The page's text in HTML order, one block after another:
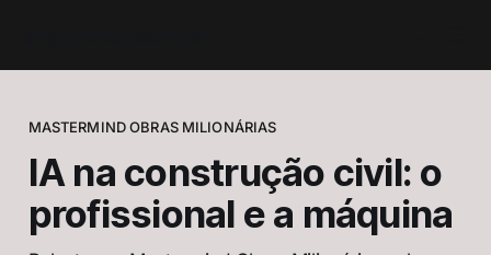
MASTERMIND OBRAS MILIONÁRIAS
IA na construção civil: o
profissional e a máquina